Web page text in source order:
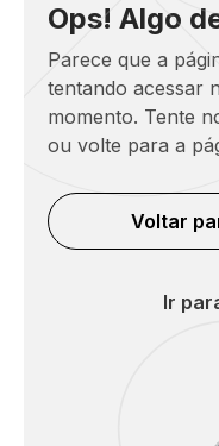
Ops! Algo
Parece que a
tentando acessar
momento. Tente
ou volte para a
Voltar
Ir